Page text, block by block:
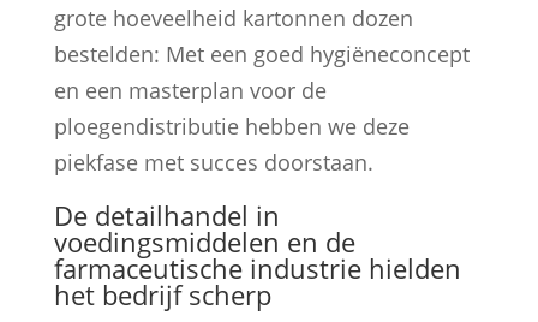
grote hoeveelheid kartonnen dozen
bestelden: Met een goed hygiëneconcept
en een masterplan voor de
ploegendistributie hebben we deze
piekfase met succes doorstaan.
De detailhandel in
voedingsmiddelen en de
farmaceutische industrie hielden
het bedrijf scherp